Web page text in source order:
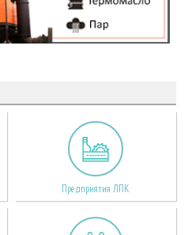
Предприятия ЛПК